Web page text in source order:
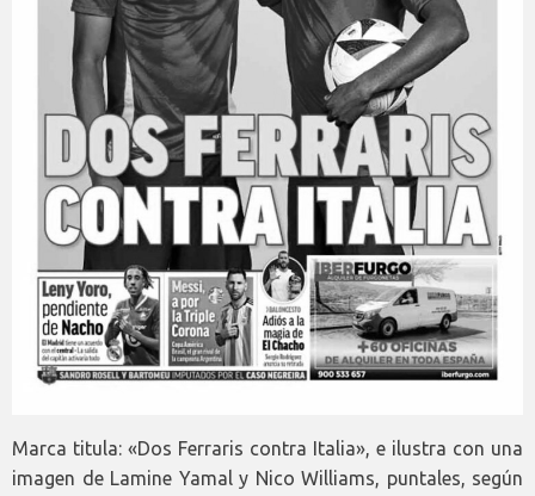
Marca titula: «Dos Ferraris contra Italia», e ilustra con una
imagen de Lamine Yamal y Nico Williams, puntales, según